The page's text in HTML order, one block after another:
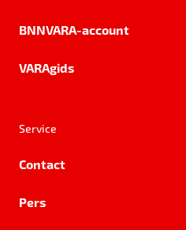
BNNVARA-account
VARAgids
Service
Contact
Pers